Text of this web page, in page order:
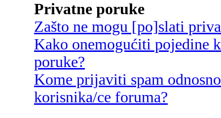
Privatne poruke
Zašto ne mogu [po]slati
Kako onemogućiti pojedine
poruke?
Kome prijaviti spam
korisnika/ce foruma?